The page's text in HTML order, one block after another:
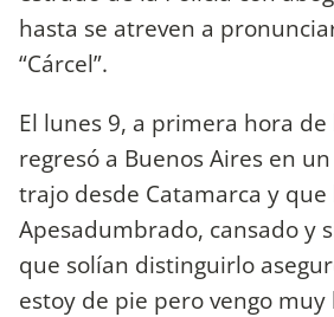
hasta se atreven a
“Cárcel”.
El lunes 9, a primera hora
regresó a Buenos Aires en
trajo desde Catamarca y que
Apesadumbrado, cansado y
que solían distinguirlo
estoy de pie pero vengo